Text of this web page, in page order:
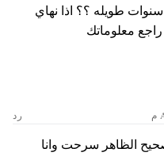
طويله ؟؟ اذا نهاي
رد
الظاهر سرحت وانا